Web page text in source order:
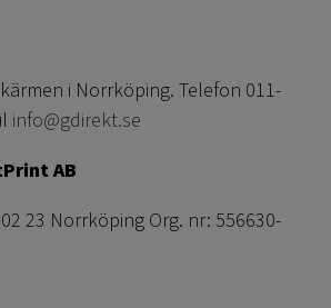
i Norrköping. Telefon 011-
info@gdirekt.se
AB
23 Norrköping Org. nr: 556630-